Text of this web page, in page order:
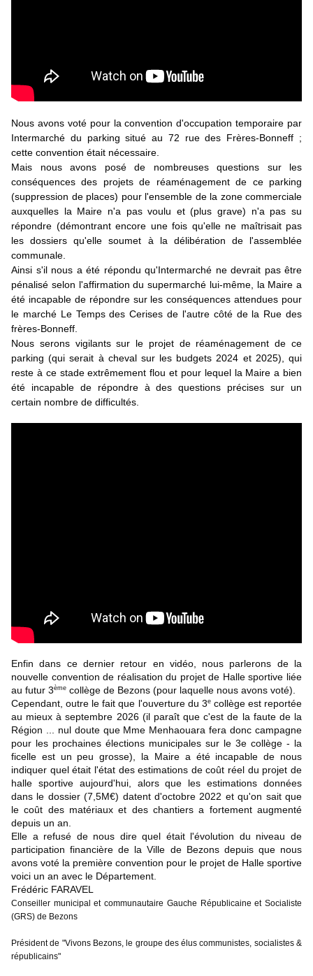
Nous avons voté pour la convention d'occupation temporaire par
Intermarché du parking situé au 72 rue des Frères-Bonneff ;
cette convention était nécessaire.
Mais nous avons posé de nombreuses questions sur les
conséquences des projets de réaménagement de ce parking
(suppression de places) pour l'ensemble de la zone commerciale
auxquelles la Maire n'a pas voulu et (plus grave) n'a pas su
répondre (démontrant encore une fois qu'elle ne maîtrisait pas
les dossiers qu'elle soumet à la délibération de l'assemblée
communale.
Ainsi s'il nous a été répondu qu'Intermarché ne devrait pas être
pénalisé selon l'affirmation du supermarché lui-même, la Maire a
été incapable de répondre sur les conséquences attendues pour
le marché Le Temps des Cerises de l'autre côté de la Rue des
frères-Bonneff.
Nous serons vigilants sur le projet de réaménagement de ce
parking (qui serait à cheval sur les budgets 2024 et 2025), qui
reste à ce stade extrêmement flou et pour lequel la Maire a bien
été incapable de répondre à des questions précises sur un
certain nombre de difficultés.
Enfin dans ce dernier retour en vidéo, nous parlerons de la
nouvelle convention de réalisation du projet de Halle sportive liée
au futur 3ème collège de Bezons (pour laquelle nous avons voté).
Cependant, outre le fait que l'ouverture du 3e collège est reportée
au mieux à septembre 2026 (il paraît que c'est de la faute de la
Région ... nul doute que Mme Menhaouara fera donc campagne
pour les prochaines élections municipales sur le 3e collège - la
ficelle est un peu grosse), la Maire a été incapable de nous
indiquer quel était l'état des estimations de coût réel du projet de
halle sportive aujourd'hui, alors que les estimations données
dans le dossier (7,5M€) datent d'octobre 2022 et qu'on sait que
le coût des matériaux et des chantiers a fortement augmenté
depuis un an.
Elle a refusé de nous dire quel était l'évolution du niveau de
participation financière de la Ville de Bezons depuis que nous
avons voté la première convention pour le projet de Halle sportive
voici un an avec le Département.
Frédéric FARAVEL
Conseiller municipal et communautaire Gauche Républicaine et Socialiste
(GRS) de Bezons
Président de "Vivons Bezons, le groupe des élus communistes, socialistes &
républicains"